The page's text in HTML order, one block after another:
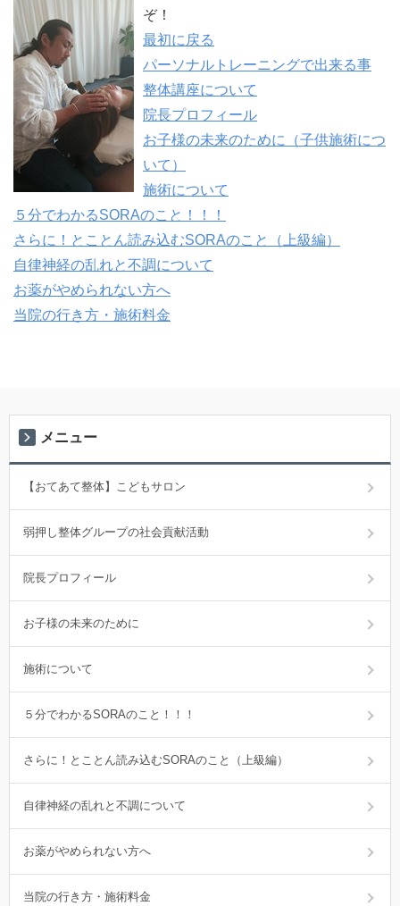
ぞ！
最初に戻る
パーソナルトレーニングで出来る事
整体講座について
院長プロフィール
お子様の未来のために（子供施術につ
いて）
施術について
５分でわかるSORAのこと！！！
さらに！とことん読み込むSORAのこと（上級編）
自律神経の乱れと不調について
お薬がやめられない方へ
当院の行き方・施術料金
メニュー
【おてあて整体】こどもサロン
弱押し整体グループの社会貢献活動
院長プロフィール
お子様の未来のために
施術について
５分でわかるSORAのこと！！！
さらに！とことん読み込むSORAのこと（上級編）
自律神経の乱れと不調について
お薬がやめられない方へ
当院の行き方・施術料金